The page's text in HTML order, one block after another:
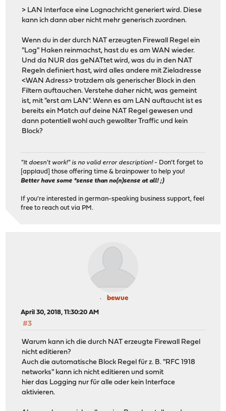
> LAN Interface eine Lognachricht generiert wird. Diese
kann ich dann aber nicht mehr generisch zuordnen.
Wenn du in der durch NAT erzeugten Firewall Regel ein
"Log" Haken reinmachst, hast du es am WAN wieder.
Und da NUR das geNATtet wird, was du in den NAT
Regeln definiert hast, wird alles andere mit Zieladresse
<WAN Adress> trotzdem als generischer Block in den
Filtern auftauchen. Verstehe daher nicht, was gemeint
ist, mit "erst am LAN". Wenn es am LAN auftaucht ist es
bereits ein Match auf deine NAT Regel gewesen und
dann potentiell wohl auch gewollter Traffic und kein
Block?
"It doesn't work!" is no valid error description!- Don't forget to
[applaud] those offering time & brainpower to help you!
Better have some *sense than no(n)sense at all! ;)
If you're interested in german-speaking business support, feel
free to reach out via PM.
bewue
April 30, 2018, 11:30:20 AM
#3
Warum kann ich die durch NAT erzeugte Firewall Regel
nicht editieren?
Auch die automatische Block Regel für z. B. "RFC 1918
networks" kann ich nicht editieren und somit
hier das Logging nur für alle oder kein Interface
aktivieren.